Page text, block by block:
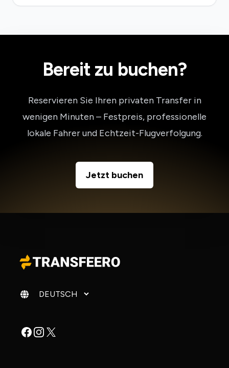
Bereit zu buchen?
Reservieren Sie Ihren privaten Transfer in
wenigen Minuten – Festpreis, professionelle
lokale Fahrer und Echtzeit-Flugverfolgung.
Jetzt buchen
Sprache ändern
Facebook
Instagram
X